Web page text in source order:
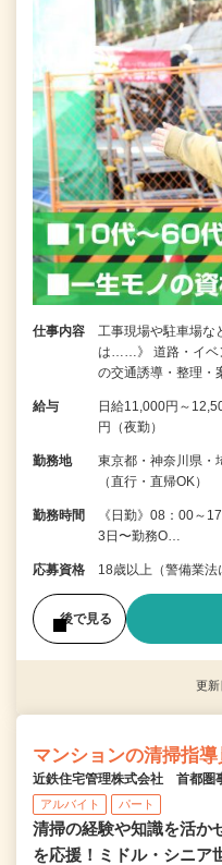
仕事内容
工事現場や駐車場な
は……》 道路・イベ
の交通誘導・整理・
給与
日給11,000円～
円（夜勤）
勤務地
東京都・神奈川県
（直行・直帰OK）
勤務時間
《日勤》08：00
3日〜勤務O…
応募資格 18歳以上（警備業
後で見る
更
マンションの清掃指導
近鉄住宅管理株式会社 首都圏
アルバイト パート
清掃の経験や知識を活か
を応援！ミドル・シニア